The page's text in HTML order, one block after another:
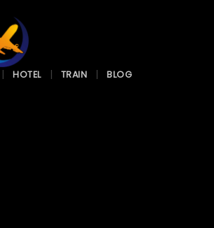
HOTEL TRAIN BLOG